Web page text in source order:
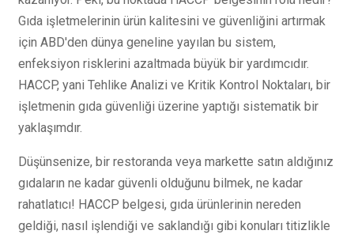
Gıda işletmelerinin ürün kalitesini ve güvenliğini artırmak
için ABD'den dünya geneline yayılan bu sistem,
enfeksiyon risklerini azaltmada büyük bir yardımcıdır.
HACCP, yani Tehlike Analizi ve Kritik Kontrol Noktaları, bir
işletmenin gıda güvenliği üzerine yaptığı sistematik bir
yaklaşımdır.
Düşünsenize, bir restoranda veya markette satın aldığınız
gıdaların ne kadar güvenli olduğunu bilmek, ne kadar
rahatlatıcı! HACCP belgesi, gıda ürünlerinin nereden
geldiği, nasıl işlendiği ve saklandığı gibi konuları titizlikle